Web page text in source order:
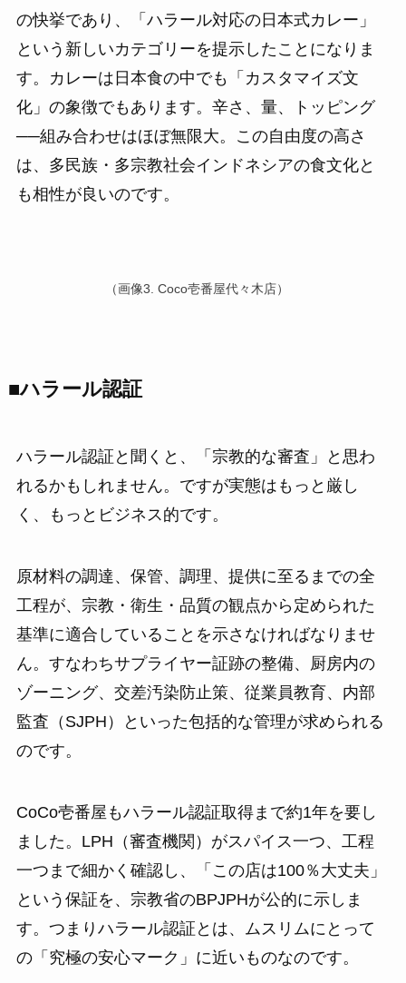
の快挙であり、「ハラール対応の日本式カレー」
という新しいカテゴリーを提示したことになりま
す。カレーは日本食の中でも「カスタマイズ文
化」の象徴でもあります。辛さ、量、トッピング
──組み合わせはほぼ無限大。この自由度の高さ
は、多民族・多宗教社会インドネシアの食文化と
も相性が良いのです。
（画像3. Coco壱番屋代々木店）
■ハラール認証
ハラール認証と聞くと、「宗教的な審査」と思わ
れるかもしれません。ですが実態はもっと厳し
く、もっとビジネス的です。
原材料の調達、保管、調理、提供に至るまでの全
工程が、宗教・衛生・品質の観点から定められた
基準に適合していることを示さなければなりませ
ん。すなわちサプライヤー証跡の整備、厨房内の
ゾーニング、交差汚染防止策、従業員教育、内部
監査（SJPH）といった包括的な管理が求められる
のです。
CoCo壱番屋もハラール認証取得まで約1年を要し
ました。LPH（審査機関）がスパイス一つ、工程
一つまで細かく確認し、「この店は100％大丈夫」
という保証を、宗教省のBPJPHが公的に示しま
す。つまりハラール認証とは、ムスリムにとって
の「究極の安心マーク」に近いものなのです。